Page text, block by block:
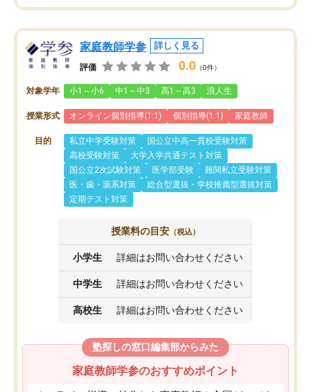
家庭教師学参 詳しく見る
評価 0.0 （0件）
対象学年 小1～小6 中1～中3 高1～高3 浪人生
授業形式 オンライン個別指導(1:1) 個別指導(1:1) 家庭教師
目的 私立中学受験対策
国公立中高一貫校受験対策
高校受験対策
大学入学共通テスト対策
国公立2次試験対策
医学部受験
難関私立受験対策
医・歯・薬系対策
総合型選抜・学校推薦型選抜対策
定期テスト対策
授業料の目安 （税込）
小学生 詳細はお問い合わせください
中学生 詳細はお問い合わせください
高校生 詳細はお問い合わせください
塾探しの窓口編集部からみた
家庭教師学参のおすすめポイント